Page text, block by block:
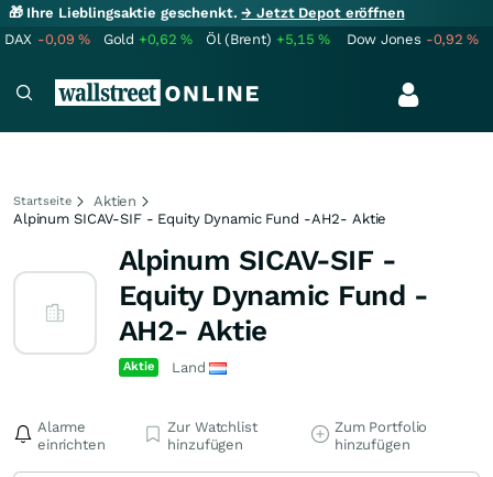
🎁 Ihre Lieblingsaktie geschenkt.→ Jetzt Depot eröffnen
DAX -0,09% Gold +0,62% Öl (Brent) +5,15% Dow Jones -0,92%
Startseite
Aktien
Alpinum SICAV-SIF - Equity Dynamic Fund -AH2- Aktie
Alpinum SICAV-SIF -
Equity Dynamic Fund -
AH2- Aktie
Aktie Land
Alarme
einrichten
Zur Watchlist
hinzufügen
Zum Portfolio
hinzufügen